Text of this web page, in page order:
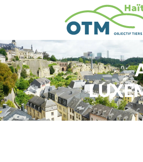
Accéder au contenu principal